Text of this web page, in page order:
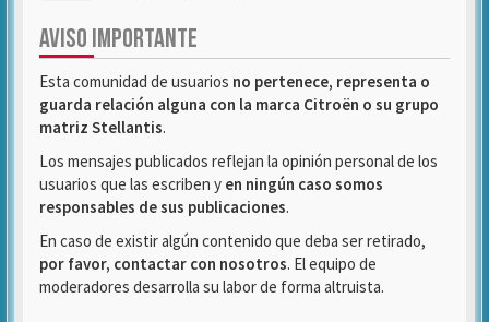
AVISO IMPORTANTE
Esta comunidad de usuarios no pertenece, representa o
guarda relación alguna con la marca Citroën o su grupo
matriz Stellantis.
Los mensajes publicados reflejan la opinión personal de los
usuarios que las escriben y en ningún caso somos
responsables de sus publicaciones.
En caso de existir algún contenido que deba ser retirado,
por favor, contactar con nosotros. El equipo de
moderadores desarrolla su labor de forma altruista.